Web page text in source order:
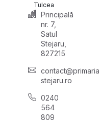
Tulcea
Principală
nr. 7,
Satul
Stejaru,
827215
stejaru.ro
0240
564
809